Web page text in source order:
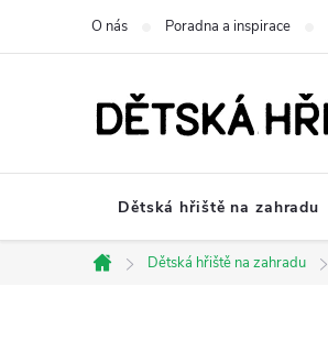
O nás Poradna a inspirace
Dětská hřiště na zahradu
Domů
Dětská hřiště na zahradu